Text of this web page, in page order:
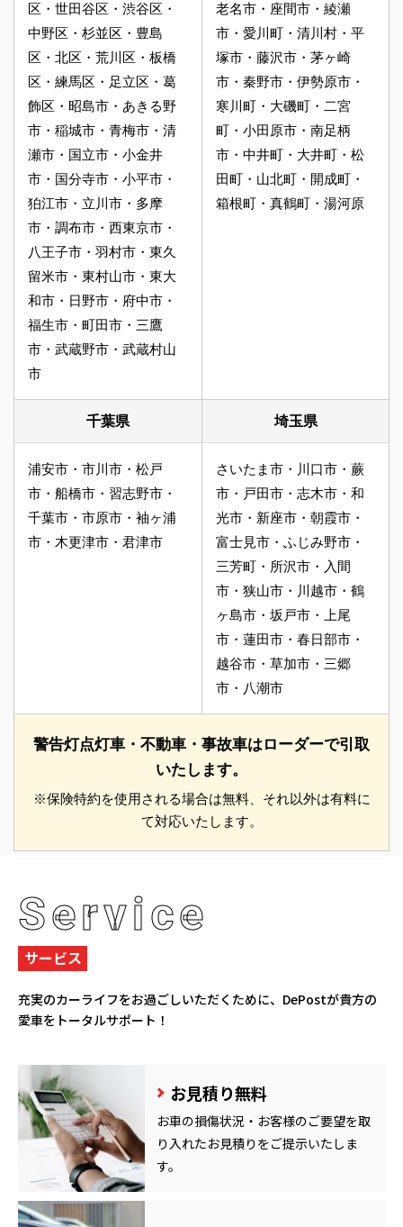
区・世田谷区・渋谷区・
中野区・杉並区・豊島
区・北区・荒川区・板橋
区・練馬区・足立区・葛
飾区・昭島市・あきる野
市・稲城市・青梅市・清
瀬市・国立市・小金井
市・国分寺市・小平市・
狛江市・立川市・多摩
市・調布市・西東京市・
八王子市・羽村市・東久
留米市・東村山市・東大
和市・日野市・府中市・
福生市・町田市・三鷹
市・武蔵野市・武蔵村山
市
老名市・座間市・綾瀬
市・愛川町・清川村・平
塚市・藤沢市・茅ヶ崎
市・秦野市・伊勢原市・
寒川町・大磯町・二宮
町・小田原市・南足柄
市・中井町・大井町・松
田町・山北町・開成町・
箱根町・真鶴町・湯河原
千葉県
浦安市・市川市・松戸
市・船橋市・習志野市・
千葉市・市原市・袖ヶ浦
市・木更津市・君津市
埼玉県
さいたま市・川口市・蕨
市・戸田市・志木市・和
光市・新座市・朝霞市・
富士見市・ふじみ野市・
三芳町・所沢市・入間
市・狭山市・川越市・鶴
ヶ島市・坂戸市・上尾
市・蓮田市・春日部市・
越谷市・草加市・三郷
市・八潮市
警告灯点灯車・不動車・事故車はローダーで引取
いたします。
※保険特約を使用される場合は無料、それ以外は有料に
て対応いたします。
Service
サービス
充実のカーライフをお過ごしいただくために、 DePostが貴方の
愛車をトータルサポート！
お見積り無料
お車の損傷状況・お客様のご要望を取
り入れたお見積りをご提示いたしま
す。